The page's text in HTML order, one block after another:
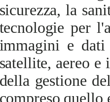
la
per
e dati
aereo
gestione
quello